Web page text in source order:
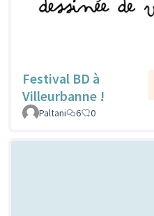
Festival BD à
Villeurbanne !
Paltani
6 0